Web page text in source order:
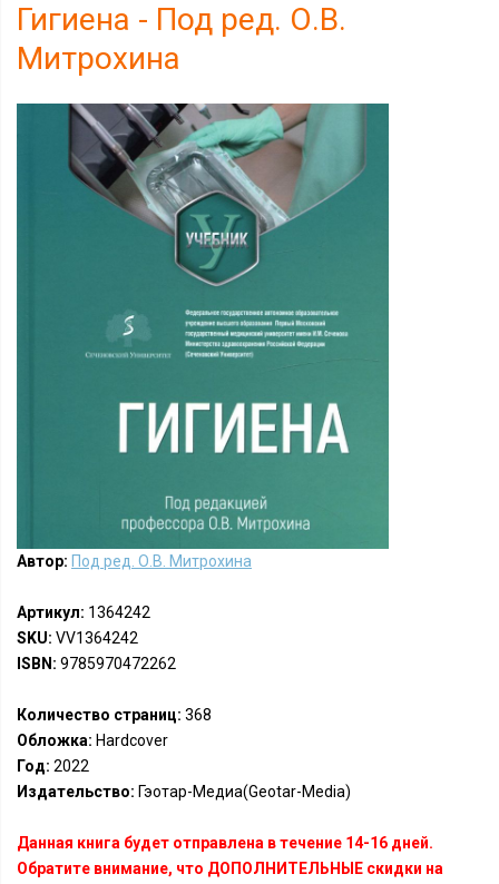
Гигиена - Под ред. О.В.
Митрохина
Автор: Под ред. О.В. Митрохина
Артикул: 1364242
SKU: VV1364242
ISBN: 9785970472262
Количество страниц: 368
Обложка: Hardcover
Год: 2022
Издательство: Гэотар-Медиа(Geotar-Media)
Данная книга будет отправлена в течение 14-16 дней.
Обратите внимание, что ДОПОЛНИТЕЛЬНЫЕ скидки на